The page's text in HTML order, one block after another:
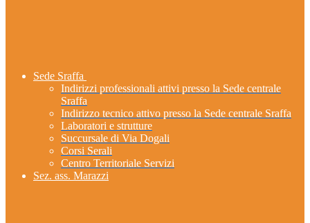
Sede Sraffa
Indirizzi professionali attivi presso la Sede centrale
Sraffa
Indirizzo tecnico attivo presso la Sede centrale Sraffa
Laboratori e strutture
Succursale di Via Dogali
Corsi Serali
Centro Territoriale Servizi
Sez. ass. Marazzi